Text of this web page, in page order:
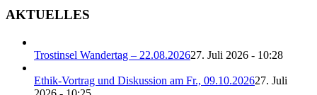
AKTUELLES
Trostinsel Wandertag – 22.08.202627. Juli 2026 - 10:28
Ethik-Vortrag und Diskussion am Fr., 09.10.202627. Juli